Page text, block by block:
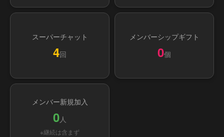
スーパーチャット
4回
メンバーシップギフト
0個
メンバー新規加入
0人
※継続は含まず